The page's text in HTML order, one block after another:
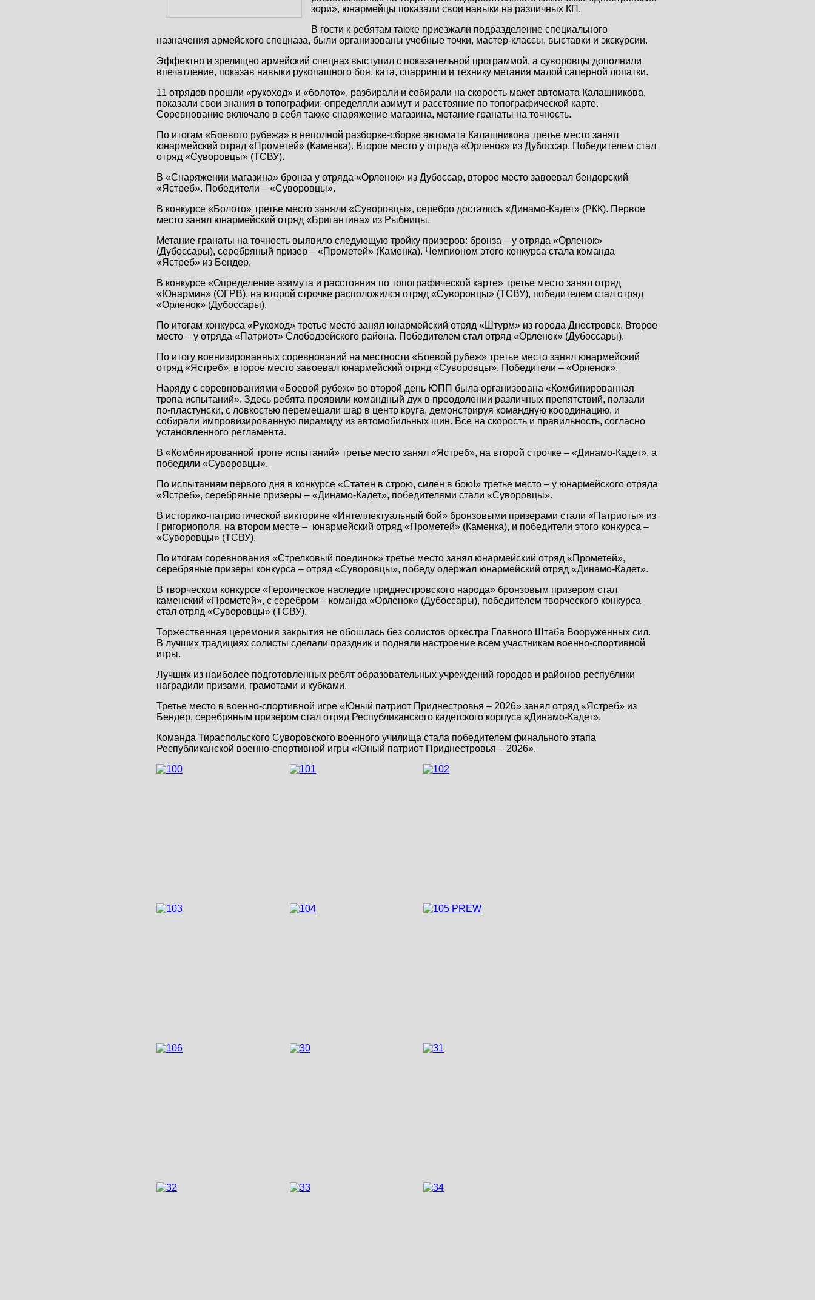
зори», юнармейцы показали свои навыки на различных КП.
В гости к ребятам также приезжали подразделение специального
назначения армейского спецназа, были организованы учебные точки, мастер-классы, выставки и экскурсии.
Эффектно и зрелищно армейский спецназ выступил с показательной программой, а суворовцы дополнили
впечатление, показав навыки рукопашного боя, ката, спарринги и технику метания малой саперной лопатки.
11 отрядов прошли «рукоход» и «болото», разбирали и собирали на скорость макет автомата Калашникова,
показали свои знания в топографии: определяли азимут и расстояние по топографической карте.
Соревнование включало в себя также снаряжение магазина, метание гранаты на точность.
По итогам «Боевого рубежа» в неполной разборке-сборке автомата Калашникова третье место занял
юнармейский отряд «Прометей» (Каменка). Второе место у отряда «Орленок» из Дубоссар. Победителем стал
отряд «Суворовцы» (ТСВУ).
В «Снаряжении магазина» бронза у отряда «Орленок» из Дубоссар, второе место завоевал бендерский
«Ястреб». Победители – «Суворовцы».
В конкурсе «Болото» третье место заняли «Суворовцы», серебро досталось «Динамо-Кадет» (РКК). Первое
место занял юнармейский отряд «Бригантина» из Рыбницы.
Метание гранаты на точность выявило следующую тройку призеров: бронза – у отряда «Орленок»
(Дубоссары), серебряный призер – «Прометей» (Каменка). Чемпионом этого конкурса стала команда
«Ястреб» из Бендер.
В конкурсе «Определение азимута и расстояния по топографической карте» третье место занял отряд
«Юнармия» (ОГРВ), на второй строчке расположился отряд «Суворовцы» (ТСВУ), победителем стал отряд
«Орленок» (Дубоссары).
По итогам конкурса «Рукоход» третье место занял юнармейский отряд «Штурм» из города Днестровск. Второе
место – у отряда «Патриот» Слободзейского района. Победителем стал отряд «Орленок» (Дубоссары).
По итогу военизированных соревнований на местности «Боевой рубеж» третье место занял юнармейский
отряд «Ястреб», второе место завоевал юнармейский отряд «Суворовцы». Победители – «Орленок».
Наряду с соревнованиями «Боевой рубеж» во второй день ЮПП была организована «Комбинированная
тропа испытаний». Здесь ребята проявили командный дух в преодолении различных препятствий, ползали
по-пластунски, с ловкостью перемещали шар в центр круга, демонстрируя командную координацию, и
собирали импровизированную пирамиду из автомобильных шин. Все на скорость и правильность, согласно
установленного регламента.
В «Комбинированной тропе испытаний» третье место занял «Ястреб», на второй строчке – «Динамо-Кадет», а
победили «Суворовцы».
По испытаниям первого дня в конкурсе «Статен в строю, силен в бою!» третье место – у юнармейского отряда
«Ястреб», серебряные призеры – «Динамо-Кадет», победителями стали «Суворовцы».
В историко-патриотической викторине «Интеллектуальный бой» бронзовыми призерами стали «Патриоты» из
Григориополя, на втором месте – юнармейский отряд «Прометей» (Каменка), и победители этого конкурса –
«Суворовцы» (ТСВУ).
По итогам соревнования «Стрелковый поединок» третье место занял юнармейский отряд «Прометей»,
серебряные призеры конкурса – отряд «Суворовцы», победу одержал юнармейский отряд «Динамо-Кадет».
В творческом конкурсе «Героическое наследие приднестровского народа» бронзовым призером стал
каменский «Прометей», с серебром – команда «Орленок» (Дубоссары), победителем творческого конкурса
стал отряд «Суворовцы» (ТСВУ).
Торжественная церемония закрытия не обошлась без солистов оркестра Главного Штаба Вооруженных сил.
В лучших традициях солисты сделали праздник и подняли настроение всем участникам военно-спортивной
игры.
Лучших из наиболее подготовленных ребят образовательных учреждений городов и районов республики
наградили призами, грамотами и кубками.
Третье место в военно-спортивной игре «Юный патриот Приднестровья – 2026» занял отряд «Ястреб» из
Бендер, серебряным призером стал отряд Республиканского кадетского корпуса «Динамо-Кадет».
Команда Тираспольского Суворовского военного училища стала победителем финального этапа
Республиканской военно-спортивной игры «Юный патриот Приднестровья – 2026».